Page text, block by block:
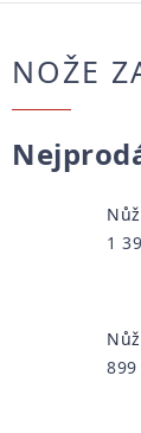
NOŽE
1
899